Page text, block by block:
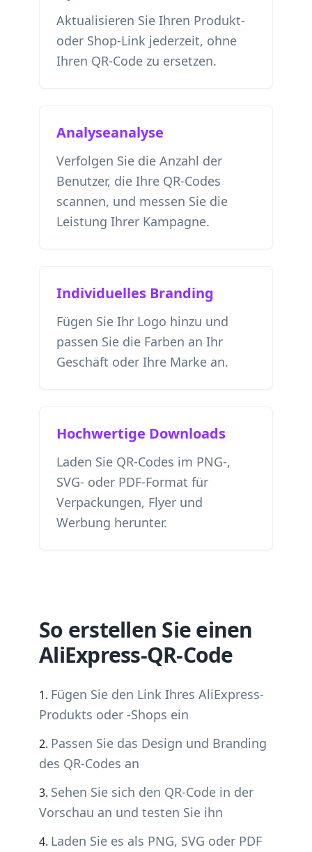
Aktualisieren Sie Ihren Produkt-
oder Shop-Link jederzeit, ohne
Ihren QR-Code zu ersetzen.
Analyseanalyse
Verfolgen Sie die Anzahl der
Benutzer, die Ihre QR-Codes
scannen, und messen Sie die
Leistung Ihrer Kampagne.
Individuelles Branding
Fügen Sie Ihr Logo hinzu und
passen Sie die Farben an Ihr
Geschäft oder Ihre Marke an.
Hochwertige Downloads
Laden Sie QR-Codes im PNG-,
SVG- oder PDF-Format für
Verpackungen, Flyer und
Werbung herunter.
So erstellen Sie einen
AliExpress-QR-Code
Fügen Sie den Link Ihres AliExpress-
Produkts oder -Shops ein
Passen Sie das Design und Branding
des QR-Codes an
Sehen Sie sich den QR-Code in der
Vorschau an und testen Sie ihn
Laden Sie es als PNG, SVG oder PDF